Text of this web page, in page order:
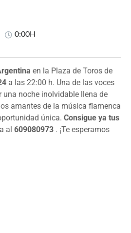
0:00H
en la Plaza de Toros de
a las 22:00 h. Una de las voces
noche inolvidable llena de
amantes de la música flamenca
única.Consigue ya tus
al609080973 . ¡Te esperamos